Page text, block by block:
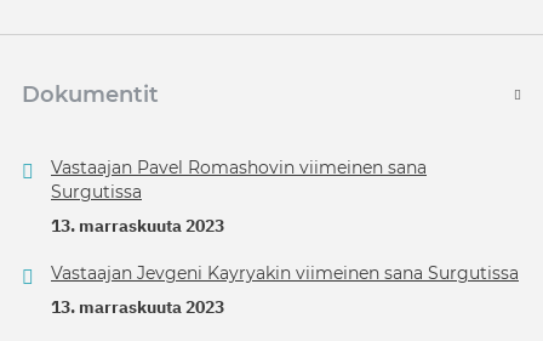
Dokumentit
Vastaajan Pavel Romashovin viimeinen sana
Surgutissa
13. marraskuuta 2023
Vastaajan Jevgeni Kayryakin viimeinen sana Surgutissa
13. marraskuuta 2023